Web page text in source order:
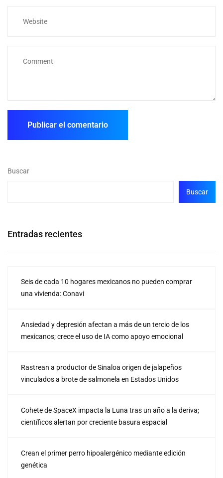
Buscar
Buscar
Entradas recientes
Seis de cada 10 hogares mexicanos no pueden comprar
una vivienda: Conavi
Ansiedad y depresión afectan a más de un tercio de los
mexicanos; crece el uso de IA como apoyo emocional
Rastrean a productor de Sinaloa origen de jalapeños
vinculados a brote de salmonela en Estados Unidos
Cohete de SpaceX impacta la Luna tras un año a la deriva;
científicos alertan por creciente basura espacial
Crean el primer perro hipoalergénico mediante edición
genética